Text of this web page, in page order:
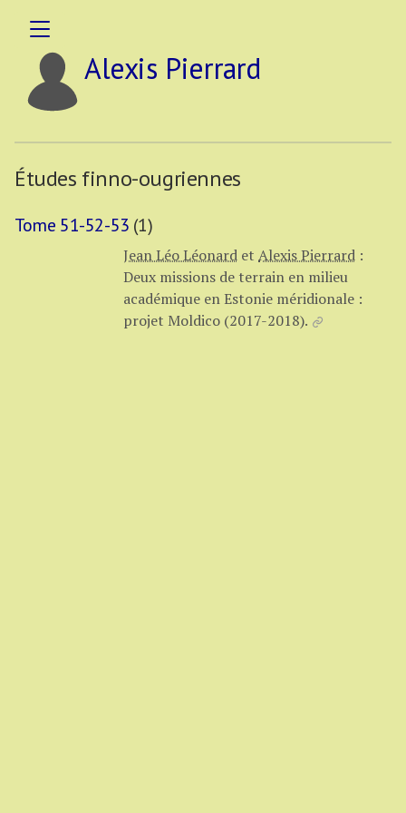
Alexis Pierrard
Études finno-ougriennes
Tome 51-52-53 (1)
Jean Léo Léonard et Alexis Pierrard :
Deux missions de terrain en milieu
académique en Estonie méridionale :
projet Moldico (2017-2018).